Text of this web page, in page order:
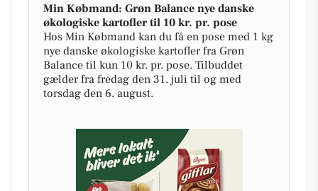
Min Købmand: Grøn Balance nye danske
økologiske kartofler til 10 kr. pr. pose
Hos Min Købmand kan du få en pose med 1 kg
nye danske økologiske kartofler fra Grøn
Balance til kun 10 kr. pr. pose. Tilbuddet
gælder fra fredag den 31. juli til og med
torsdag den 6. august.